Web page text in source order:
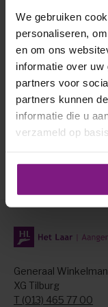
We gebruiken
personaliseren,
en om ons
informatie over
partners voor
partners kunnen
informatie die u
verzameld op
Laarstede heeft
grand café en
Uiteraard kan de
appartement
Generaal
XG Tilburg
T (013) 465 77 00